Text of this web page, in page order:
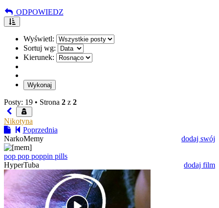
ODPOWIEDZ
Wyświetl:
Sortuj wg:
Kierunek:
Posty: 19 • Strona 2 z 2
Nikotyna
Poprzednia
NarkoMemy
dodaj swój
pop pop poppin pills
HyperTuba
dodaj film